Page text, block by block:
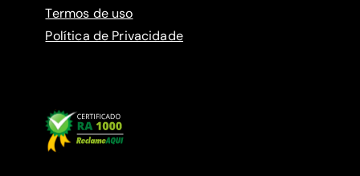
Termos de uso
Política de Privacidade